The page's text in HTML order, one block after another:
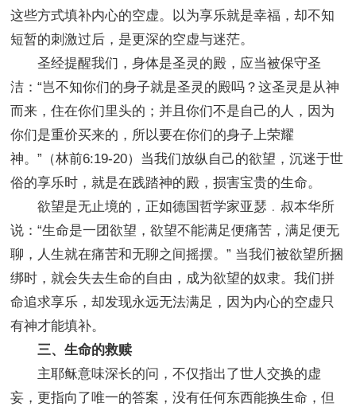
这些方式填补内心的空虚。以为享乐就是幸福，却不知
短暂的刺激过后，是更深的空虚与迷茫。
圣经提醒我们，身体是圣灵的殿，应当被保守圣
洁：“岂不知你们的身子就是圣灵的殿吗？这圣灵是从神
而来，住在你们里头的；并且你们不是自己的人，因为
你们是重价买来的，所以要在你们的身子上荣耀
神。”（林前6:19-20）当我们放纵自己的欲望，沉迷于世
俗的享乐时，就是在践踏神的殿，损害宝贵的生命。
欲望是无止境的，正如德国哲学家亚瑟﹒叔本华所
说：“生命是一团欲望，欲望不能满足便痛苦，满足便无
聊，人生就在痛苦和无聊之间摇摆。” 当我们被欲望所捆
绑时，就会失去生命的自由，成为欲望的奴隶。我们拼
命追求享乐，却发现永远无法满足，因为内心的空虚只
有神才能填补。
三、生命的救赎
主耶稣意味深长的问，不仅指出了世人交换的虚
妄，更指向了唯一的答案，没有任何东西能换生命，但